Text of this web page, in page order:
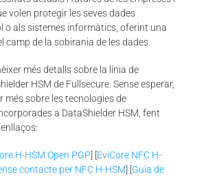
volen protegir les seves dades
o als sistemes informàtics, oferint una
camp de la sobirania de les dades.
més detalls sobre la línia de
HSM de Fullsecure. Sense esperar,
més sobre les tecnologies de
a DataShielder HSM, fent
H-HSM Open PGP] [EviCore NFC H-
contacte per NFC H-HSM] [Guia de